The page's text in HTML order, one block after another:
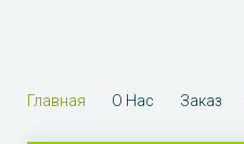
Главная О Нас Заказ